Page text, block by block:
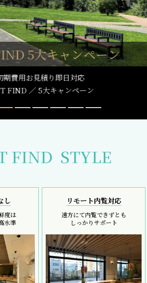
5大キャンペーン
期費用お見積り即日対応
FIND ／ 5大キャンペーン
FIND STYLE
し
度は
水準
リモート内覧対応
遠方にて内覧できずとも
しっかりサポート